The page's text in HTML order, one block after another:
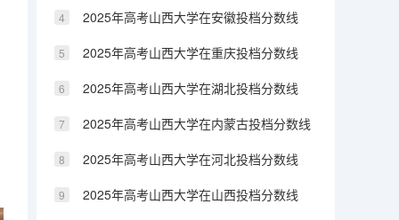
2025年高考山西大学在安徽投档分数线
2025年高考山西大学在重庆投档分数线
2025年高考山西大学在湖北投档分数线
2025年高考山西大学在内蒙古投档分数线
2025年高考山西大学在河北投档分数线
2025年高考山西大学在山西投档分数线